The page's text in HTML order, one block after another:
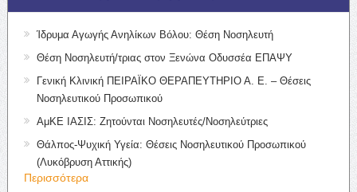
Ίδρυμα Αγωγής Ανηλίκων Βόλου: Θέση Νοσηλευτή
Θέση Νοσηλευτή/τριας στον Ξενώνα Οδυσσέα ΕΠΑΨΥ
Γενική Κλινική ΠΕΙΡΑΪΚΟ ΘΕΡΑΠΕΥΤΗΡΙΟ Α. Ε. – Θέσεις
Νοσηλευτικού Προσωπικού
ΑμΚΕ ΙΑΣΙΣ: Ζητούνται Νοσηλευτές/Νοσηλεύτριες
Θάλπος-Ψυχική Υγεία: Θέσεις Νοσηλευτικού Προσωπικού
(Λυκόβρυση Αττικής)
Περισσότερα